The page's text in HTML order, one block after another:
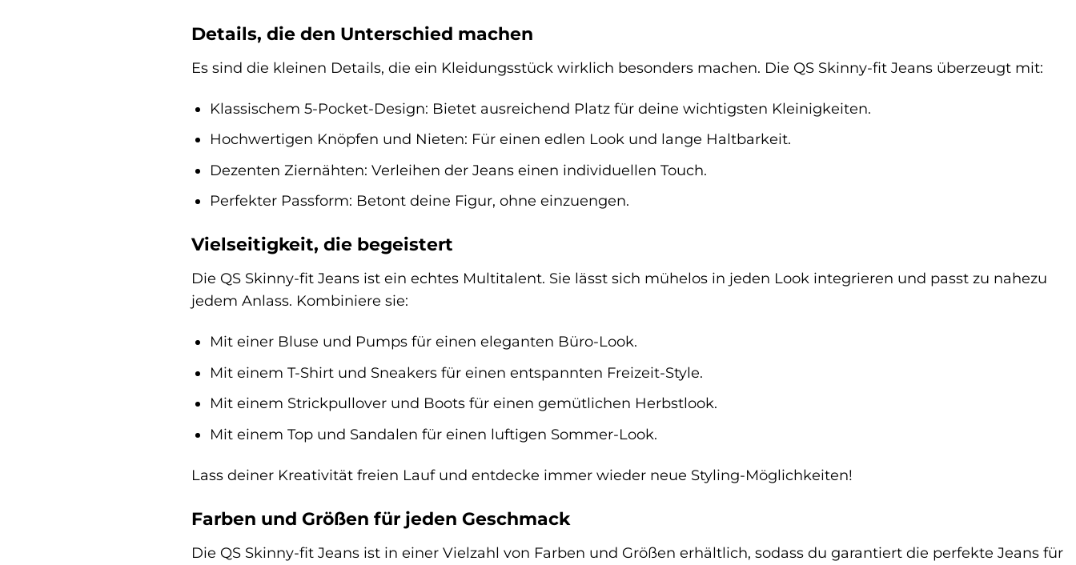
Details, die den Unterschied machen
Es sind die kleinen Details, die ein Kleidungsstück wirklich besonders machen. Die QS Skinny-fit Jeans überzeugt mit:
Klassischem 5-Pocket-Design: Bietet ausreichend Platz für deine wichtigsten Kleinigkeiten.
Hochwertigen Knöpfen und Nieten: Für einen edlen Look und lange Haltbarkeit.
Dezenten Ziernähten: Verleihen der Jeans einen individuellen Touch.
Perfekter Passform: Betont deine Figur, ohne einzuengen.
Vielseitigkeit, die begeistert
Die QS Skinny-fit Jeans ist ein echtes Multitalent. Sie lässt sich mühelos in jeden Look integrieren und passt zu nahezu
jedem Anlass. Kombiniere sie:
Mit einer Bluse und Pumps für einen eleganten Büro-Look.
Mit einem T-Shirt und Sneakers für einen entspannten Freizeit-Style.
Mit einem Strickpullover und Boots für einen gemütlichen Herbstlook.
Mit einem Top und Sandalen für einen luftigen Sommer-Look.
Lass deiner Kreativität freien Lauf und entdecke immer wieder neue Styling-Möglichkeiten!
Farben und Größen für jeden Geschmack
Die QS Skinny-fit Jeans ist in einer Vielzahl von Farben und Größen erhältlich, sodass du garantiert die perfekte Jeans für